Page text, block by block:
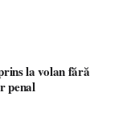
la volan fără
penal